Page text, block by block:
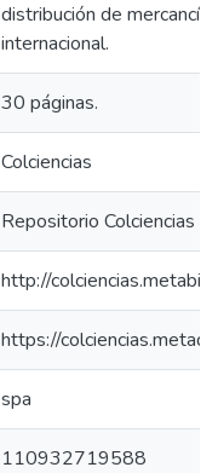
distribución de
internacional.
30 páginas.
Colciencias
Repositorio Colciencias
http://
https://
spa
110932719588